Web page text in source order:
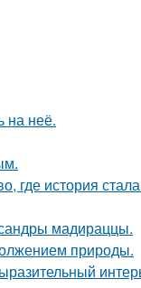
на неё.
где история
мадираццы.
природы.